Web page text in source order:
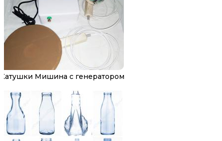
Катушки Мишина с генератором